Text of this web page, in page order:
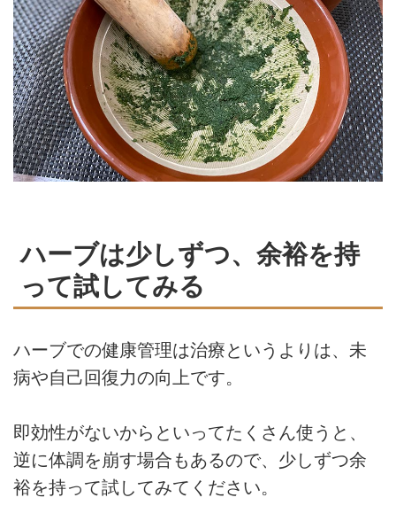
ハーブは少しずつ、余裕を持
って試してみる
ハーブでの健康管理は治療というよりは、未
病や自己回復力の向上です。
即効性がないからといってたくさん使うと、
逆に体調を崩す場合もあるので、少しずつ余
裕を持って試してみてください。